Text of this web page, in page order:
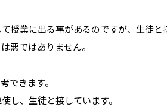
授業に出る事があるのですが、生徒
悪ではありません。
できます。
し、生徒と接しています。